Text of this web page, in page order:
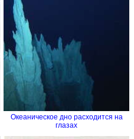
Океаническое дно расходится на
глазах